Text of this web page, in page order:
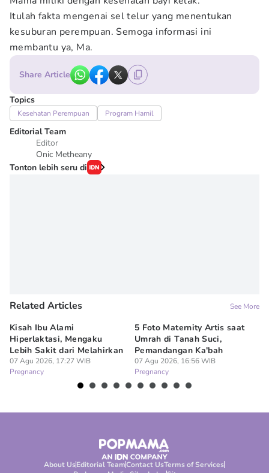
Itulah fakta mengenai sel telur yang menentukan
kesuburan perempuan. Semoga informasi ini
membantu ya, Ma.
Share Article
Topics
Kesehatan Perempuan Program Hamil
Editorial Team
Editor
Onic Metheany
Tonton lebih seru di
Related Articles See More
Kisah Ibu Alami
Hiperlaktasi, Mengaku
Lebih Sakit dari Melahirkan
07 Agu 2026, 17:27 WIB
Pregnancy
5 Foto Maternity Artis saat
Umrah di Tanah Suci,
Pemandangan Ka'bah
07 Agu 2026, 16:56 WIB
Pregnancy
About UsEditorial TeamContact UsTerms of Services